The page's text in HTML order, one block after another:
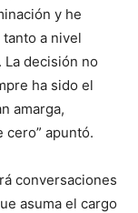
y he
a nivel
decisión no
ha sido el
amarga,
cero” apuntó.
conversaciones
asuma el cargo